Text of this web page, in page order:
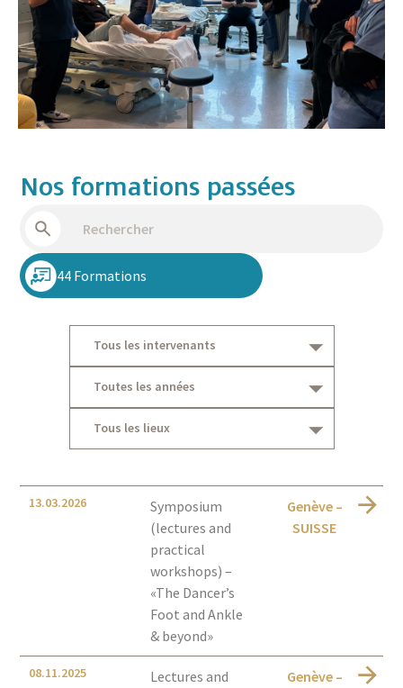
Nos formations passées
44 Formations
Tous les intervenants
Toutes les années
Tous les lieux
13.03.2026
Symposium
(lectures and
practical
workshops) –
«The Dancer’s
Foot and Ankle
& beyond»
Genève –
SUISSE
08.11.2025
Lectures and
Genève –